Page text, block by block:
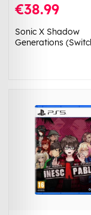
€38.99
Sonic X Shadow
Generations